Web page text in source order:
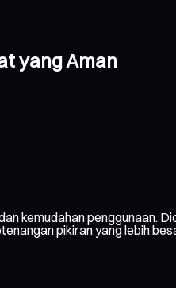
yang Aman
kemudahan penggunaan.
pikiran yang lebih